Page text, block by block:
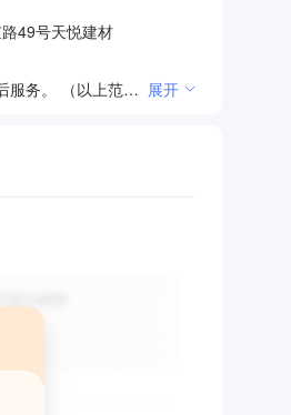
49号天悦建材
一般经营项目：叉车及配件、轮胎、五金电器、机械设备、电线电缆的国际贸易、转口贸易、区内企业之间贸易；叉车租赁、维修及售后服务。 （以上范围需经许可经营的，须凭许可证经营）。 展开